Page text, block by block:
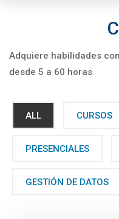
Adquiere habilidades
desde 5 a 60 horas
ALL CURSOS
PRESENCIALES
GESTIÓN DE DATOS